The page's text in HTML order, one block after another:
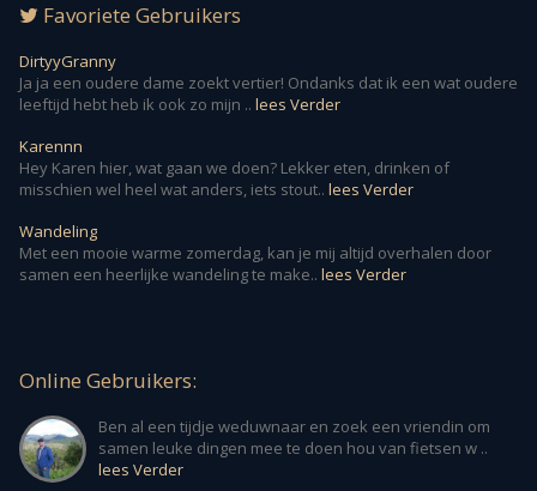
Favoriete Gebruikers
DirtyyGranny
Ja ja een oudere dame zoekt vertier! Ondanks dat ik een wat oudere
leeftijd hebt heb ik ook zo mijn .. lees Verder
Karennn
Hey Karen hier, wat gaan we doen? Lekker eten, drinken of
misschien wel heel wat anders, iets stout.. lees Verder
Wandeling
Met een mooie warme zomerdag, kan je mij altijd overhalen door
samen een heerlijke wandeling te make.. lees Verder
Online Gebruikers:
Ben al een tijdje weduwnaar en zoek een vriendin om
samen leuke dingen mee te doen hou van fietsen w ..
lees Verder